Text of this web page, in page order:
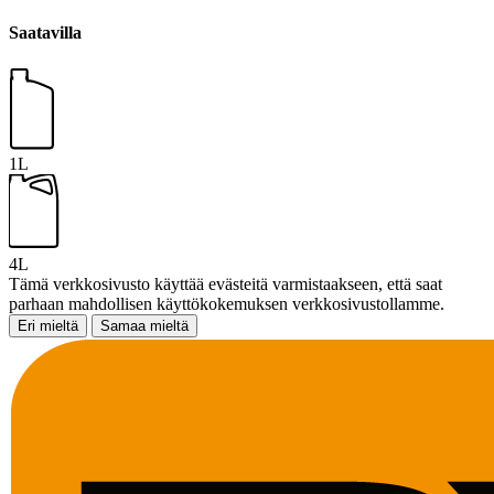
Saatavilla
1L
4L
Tämä verkkosivusto käyttää evästeitä varmistaakseen, että saat
parhaan mahdollisen käyttökokemuksen verkkosivustollamme.
Eri mieltä Samaa mieltä